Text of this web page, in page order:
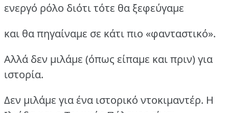
ενεργό ρόλο διότι τότε θα ξεφεύγαμε
και θα πηγαίναμε σε κάτι πιο «φανταστικό».
Αλλά δεν μιλάμε (όπως είπαμε και πριν) για
ιστορία.
Δεν μιλάμε για ένα ιστορικό ντοκιμαντέρ. Η